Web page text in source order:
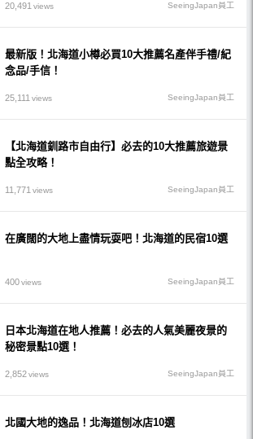
20,491views SeeingJapan員工
最新版！北海道小樽必買10大推薦名產伴手禮/紀
念品/手信！
25,111views SeeingJapan員工
【北海道釧路市自由行】必去的10大推薦旅遊景
點全攻略！
11,771views SeeingJapan員工
在廣闊的大地上盡情玩耍吧！北海道的民宿10選
400views SeeingJapan員工
日本北海道在地人推薦！必去的人氣美麗夜景的
秘密景點10選！
2,852views SeeingJapan員工
北國大地的逸品！北海道刨冰店10選